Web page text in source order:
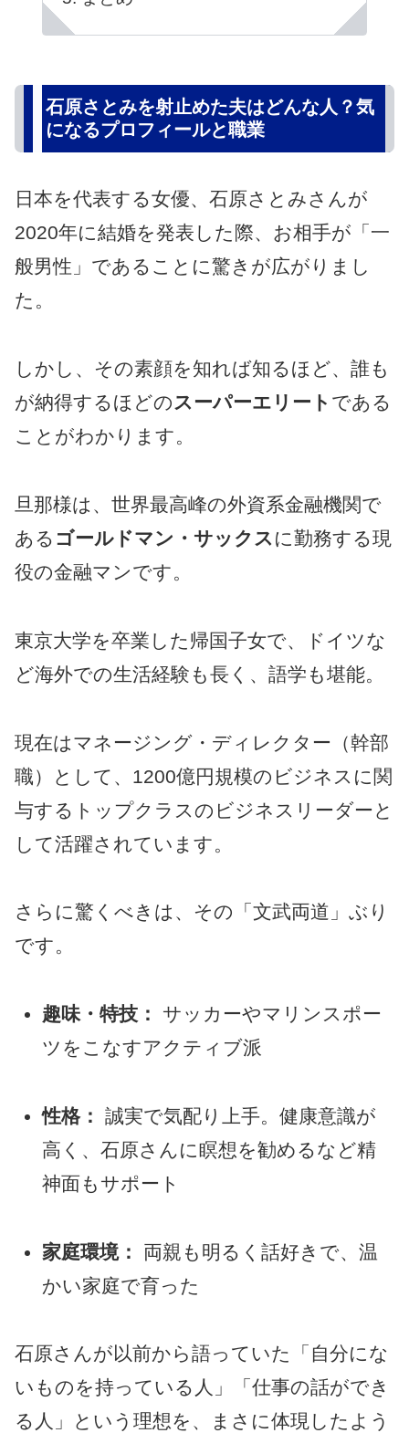
石原さとみを射止めた夫はどんな人？気
になるプロフィールと職業
日本を代表する女優、石原さとみさんが
2020年に結婚を発表した際、お相手が「一
般男性」であることに驚きが広がりまし
た。
しかし、その素顔を知れば知るほど、誰も
が納得するほどのスーパーエリート である
ことがわかります。
旦那様は、世界最高峰の外資系金融機関で
ある ゴールドマン・サックス に勤務する現
役の金融マンです。
東京大学を卒業した帰国子女で、ドイツな
ど海外での生活経験も長く、語学も堪能。
現在はマネージング・ディレクター（幹部
職）として、1200億円規模のビジネスに関
与するトップクラスのビジネスリーダーと
して活躍されています。
さらに驚くべきは、その「文武両道」ぶり
です。
趣味・特技：
サッカーやマリンスポー
ツをこなすアクティブ派
性格：
誠実で気配り上手。健康意識が
高く、石原さんに瞑想を勧めるなど精
神面もサポート
家庭環境：
両親も明るく話好きで、温
かい家庭で育った
石原さんが以前から語っていた「自分にな
いものを持っている人」「仕事の話ができ
る人」という理想を、まさに体現したよう